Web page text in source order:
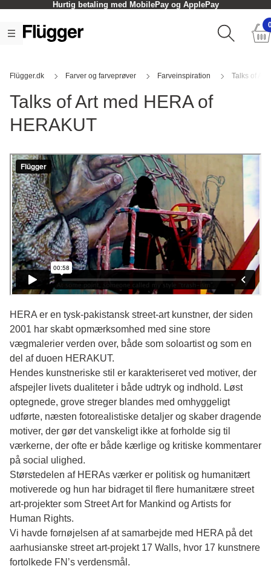
Hurtig betaling med MobilePay og ApplePay
Flügger.dk Farver og farveprøver Farveinspiration Talks of Art
Talks of Art med HERA of
HERAKUT
HERA er en tysk-pakistansk street-art kunstner, der siden
2001 har skabt opmærksomhed med sine store
vægmalerier verden over, både som soloartist og som en
del af duoen HERAKUT.
Hendes kunstneriske stil er karakteriseret ved motiver, der
afspejler livets dualiteter i både udtryk og indhold. Løst
optegnede, grove streger blandes med omhyggeligt
udførte, næsten fotorealistiske detaljer og skaber dragende
motiver, der gør det vanskeligt ikke at forholde sig til
værkerne, der ofte er både kærlige og kritiske kommentarer
på social ulighed.
Størstedelen af HERAs værker er politisk og humanitært
motiverede og hun har bidraget til flere humanitære street
art-projekter som Street Art for Mankind og Artists for
Human Rights.
Vi havde fornøjelsen af at samarbejde med HERA på det
aarhusianske street art-projekt 17 Walls, hvor 17 kunstnere
fortolkede FN’s verdensmål.